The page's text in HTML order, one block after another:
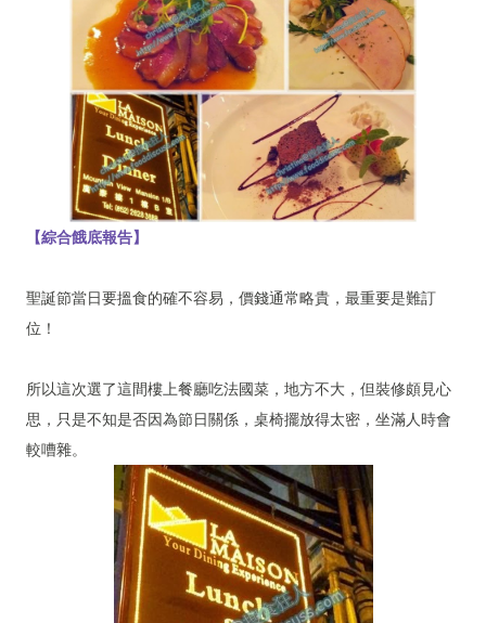
【綜合餓底報告】
聖誕節當日要搵食的確不容易，價錢通常略貴，最重要是難訂
位！
所以這次選了這間樓上餐廳吃法國菜，地方不大，但裝修頗見心
思，只是不知是否因為節日關係，桌椅擺放得太密，坐滿人時會
較嘈雜。